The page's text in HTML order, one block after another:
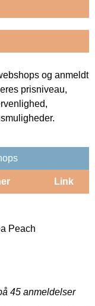
og anmeldt
prisniveau,
Link
Peach
45 anmeldelser